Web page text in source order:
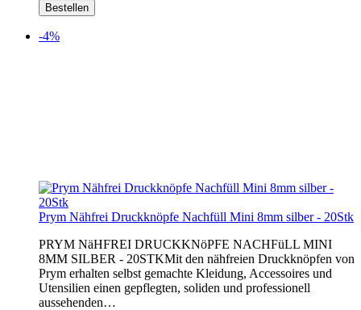
Bestellen
-4%
Prym Nähfrei Druckknöpfe Nachfüll Mini 8mm silber - 20Stk
PRYM NäHFREI DRUCKKNöPFE NACHFüLL MINI
8MM SILBER - 20STKMit den nähfreien Druckknöpfen von
Prym erhalten selbst gemachte Kleidung, Accessoires und
Utensilien einen gepflegten, soliden und professionell
aussehenden…